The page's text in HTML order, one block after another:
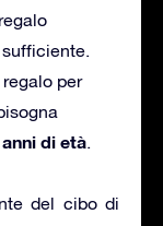
per
di età.
del cibo di